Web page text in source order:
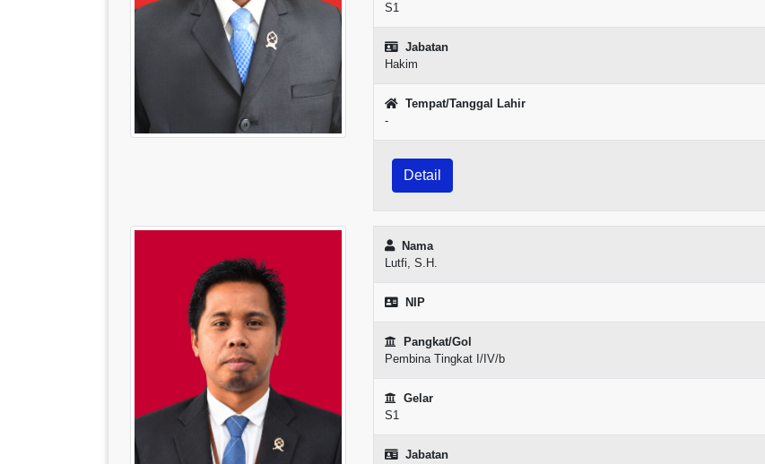
S1
Jabatan
Hakim
Tempat/Tanggal Lahir
-
Detail
Nama
Lutfi, S.H.
NIP
Pangkat/Gol
Pembina Tingkat I/IV/b
Gelar
S1
Jabatan